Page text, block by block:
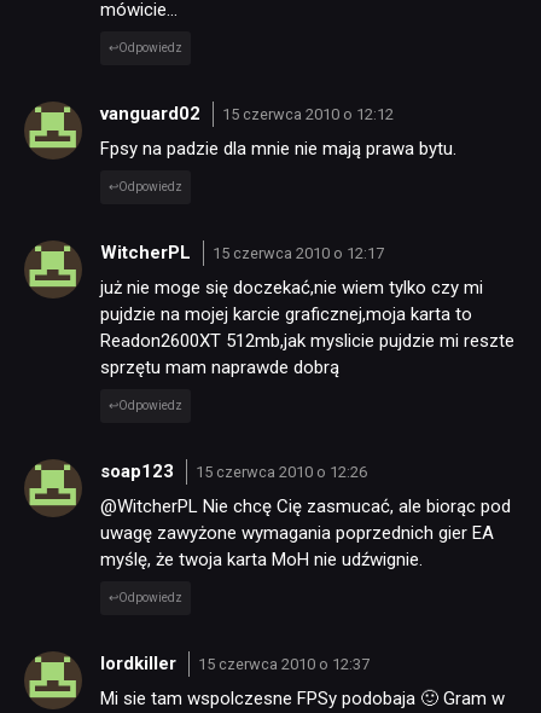
mówicie…
Odpowiedz
vanguard02 15 czerwca 2010 o 12:12
Fpsy na padzie dla mnie nie mają prawa bytu.
Odpowiedz
WitcherPL 15 czerwca 2010 o 12:17
już nie moge się doczekać,nie wiem tylko czy mi
pujdzie na mojej karcie graficznej,moja karta to
Readon2600XT 512mb,jak myslicie pujdzie mi reszte
sprzętu mam naprawde dobrą
Odpowiedz
soap123 15 czerwca 2010 o 12:26
@WitcherPL Nie chcę Cię zasmucać, ale biorąc pod
uwagę zawyżone wymagania poprzednich gier EA
myślę, że twoja karta MoH nie udźwignie.
Odpowiedz
lordkiller 15 czerwca 2010 o 12:37
Mi sie tam wspolczesne FPSy podobaja 🙂 Gram w